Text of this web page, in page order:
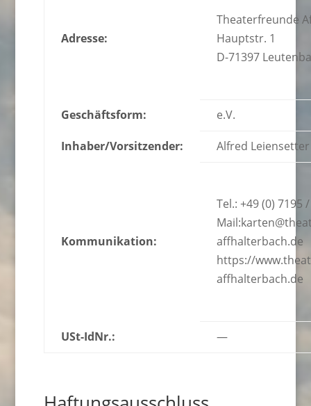
Adresse:
Theaterfreunde
Hauptstr. 1
D-71397
Geschäftsform: e.V.
Inhaber/Vorsitzender: Alfred Leiensetter
Kommunikation:
Tel.: +49 (0) 7195
affhalterbach.de
https://
affhalterbach.de
USt-IdNr.: —